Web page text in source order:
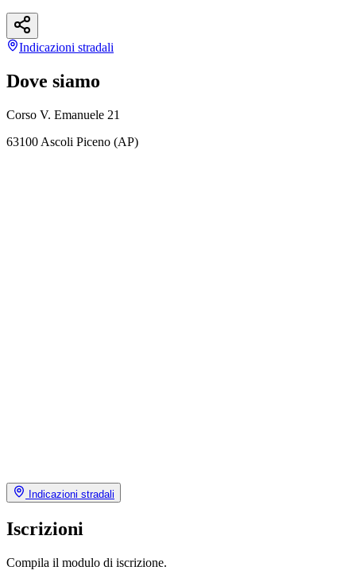
Indicazioni stradali
Dove siamo
Corso V. Emanuele 21
63100 Ascoli Piceno (AP)
Indicazioni stradali
Iscrizioni
Compila il modulo di iscrizione.